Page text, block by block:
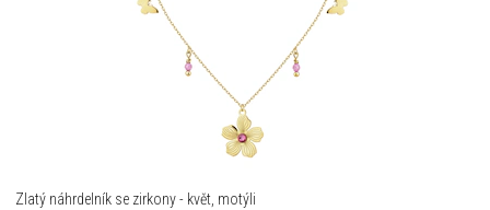
Zlatý náhrdelník se zirkony - květ, motýli